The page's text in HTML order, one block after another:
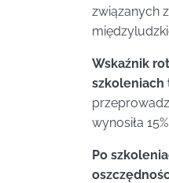
związanych
Wskaźnik
szkoleniach
wynosiła 15%.
Po